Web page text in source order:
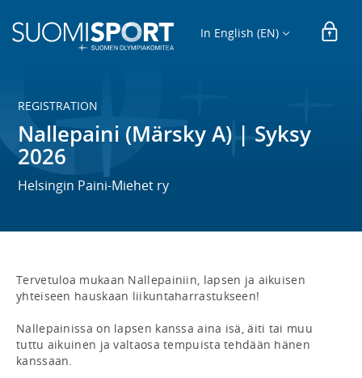
In English (EN)
REGISTRATION
Nallepaini (Märsky A) | Syksy
2026
Helsingin Paini-Miehet ry
Tervetuloa mukaan Nallepainiin, lapsen ja aikuisen
yhteiseen hauskaan liikuntaharrastukseen!
Nallepainissa on lapsen kanssa aina isä, äiti tai muu
tuttu aikuinen ja valtaosa tempuista tehdään hänen
kanssaan.